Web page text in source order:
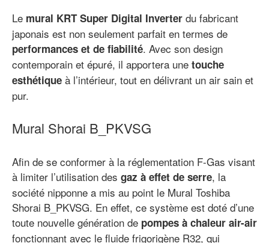
Le mural KRT Super Digital Inverter du fabricant
japonais est non seulement parfait en termes de
performances et de fiabilité. Avec son design
contemporain et épuré, il apportera une touche
esthétique à l’intérieur, tout en délivrant un air sain et
pur.
Mural Shorai B_PKVSG
Afin de se conformer à la réglementation F-Gas visant
à limiter l’utilisation des gaz à effet de serre, la
société nipponne a mis au point le Mural Toshiba
Shorai B_PKVSG. En effet, ce système est doté d’une
toute nouvelle génération de pompes à chaleur air-air
fonctionnant avec le fluide frigorigène R32, qui